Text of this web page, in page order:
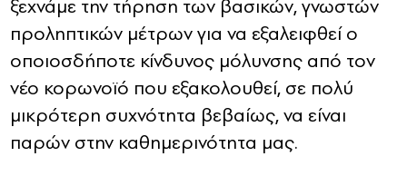
ξεχνάμε την τήρηση των βασικών, γνωστών
προληπτικών μέτρων για να εξαλειφθεί ο
οποιοσδήποτε κίνδυνος μόλυνσης από τον
νέο κορωνοϊό που εξακολουθεί, σε πολύ
μικρότερη συχνότητα βεβαίως, να είναι
παρών στην καθημερινότητα μας.